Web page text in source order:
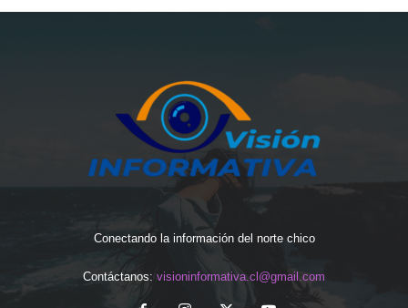
Conectando la información del norte chico
Contáctanos: visioninformativa.cl@gmail.com